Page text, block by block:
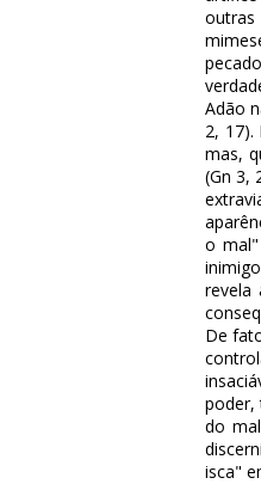
Adão
2,
mas,
(Gn 3,
o mal"
revela
De
poder,
do
isca"